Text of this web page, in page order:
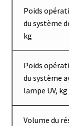
Enzymes
Etalonnage et
Evaporation
Extraction
Fermenteur
Poids
du système
kg
Poids
du système
lampe UV, kg
Volume du